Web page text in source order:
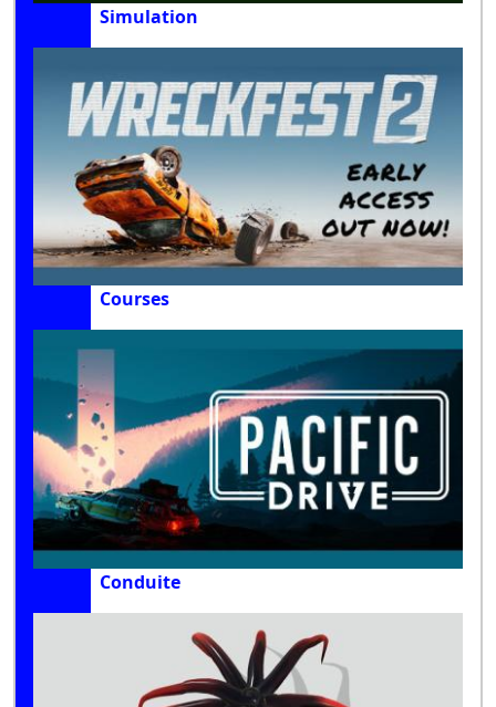
Simulation
Courses
Conduite